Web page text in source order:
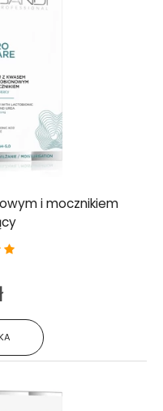
i mocznikiem